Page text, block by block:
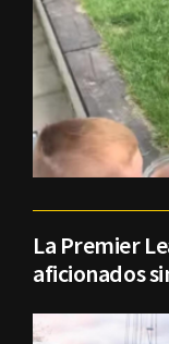
La Premier
aficionados